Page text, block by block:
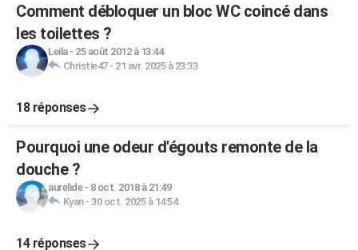
Comment débloquer un bloc WC coincé dans
les toilettes ?
Leila- 25 août 2012 à 13:44
Christie47- 21 avr. 2025 à 23:33
18 réponses
Pourquoi une odeur d'égouts remonte de la
douche ?
aurelide- 8 oct. 2018 à 21:49
Kyan- 30 oct. 2025 à 14:54
14 réponses